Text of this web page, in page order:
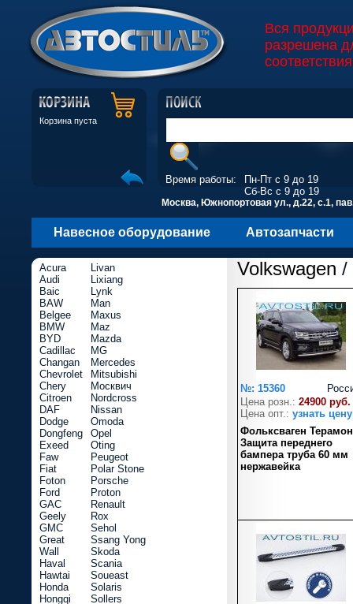
Вся
разрешена
Корзина пуста
Время работы:
Пн-Пт с 9 до 19
Сб-Вс с 9 до 19
Москва, Южнопортовая ул., д.22, с.1,
Навесное оборудование Автозапчасти
Volkswagen /
№: 15360
Цена розн.: 24900 руб.
Цена опт.: узнать цену
Фольксваген
Защита переднего
бампера труба 60 мм
нержавейка
Acura
Audi
Baic
BAW
Belgee
BMW
BYD
Cadillac
Changan
Chevrolet
Chery
Citroen
DAF
Dodge
Dongfeng
Exeed
Faw
Fiat
Foton
Ford
GAC
Geely
GMC
Great
Wall
Haval
Hawtai
Honda
Hongqi
Livan
Lixiang
Lynk
Man
Maxus
Maz
Mazda
MG
Mercedes
Mitsubishi
Москвич
Nordcross
Nissan
Omoda
Opel
Oting
Peugeot
Polar Stone
Porsche
Proton
Renault
Rox
Sehol
Ssang Yong
Skoda
Scania
Soueast
Solaris
Sollers